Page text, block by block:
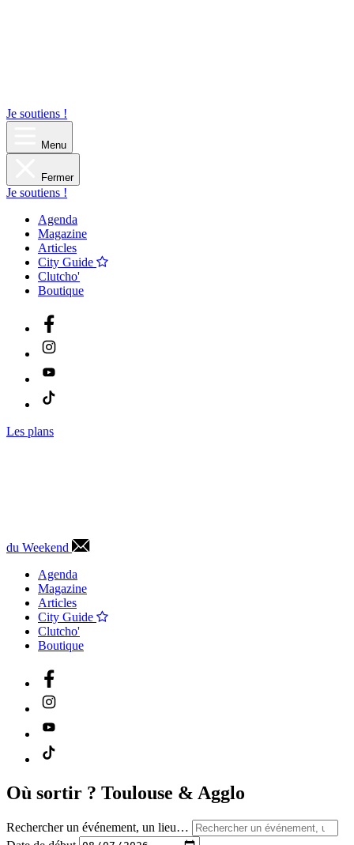
Je soutiens !
Menu
Fermer
Je soutiens !
Agenda
Magazine
Articles
City Guide
Clutcho'
Boutique
Les plans
du Weekend
Agenda
Magazine
Articles
City Guide
Clutcho'
Boutique
Où sortir ? Toulouse & Agglo
Rechercher un événement, un lieu…